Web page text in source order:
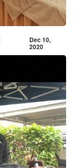
Dec 10,
2020